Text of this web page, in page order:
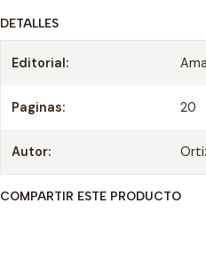
DETALLES
Editorial:
Paginas: 20
Autor:
COMPARTIR ESTE PRODUCTO